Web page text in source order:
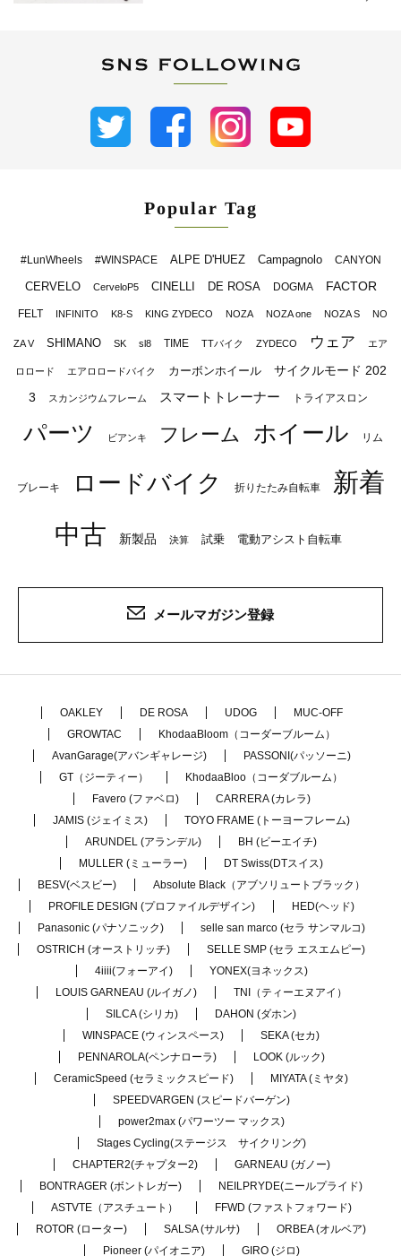
Popular Tag
#LunWheels #WINSPACE ALPE D'HUEZ Campagnolo CANYON
CERVELO CerveloP5 CINELLI DE ROSA DOGMA FACTOR
FELT INFINITO K8-S KING ZYDECO NOZA NOZA one NOZA S NO
ZA V SHIMANO SK sl8 TIME TTバイク ZYDECO ウェア エア
ロロード エアロロードバイク カーボンホイール
サイクルモード 202
3
スカンジウムフレーム スマートトレーナー トライアスロン
パーツ ビアンキ フレーム ホイール リム
ブレーキ ロードバイク 折りたたみ自転車
新着
中古
新製品 決算 試乗 電動アシスト自転車
メールマガジン登録
OAKLEY DE ROSA UDOG
MUC-OFF
GROWTAC
KhodaaBloom（コーダーブルーム）
AvanGarage(アバンギャレージ)
PASSONI(パッソーニ)
GT（ジーティー）
KhodaaBloo（コーダブルーム）
Favero (ファベロ)
CARRERA (カレラ)
JAMIS (ジェイミス)
TOYO FRAME (トーヨーフレーム)
ARUNDEL (アランデル)
BH (ビーエイチ)
MULLER (ミューラー)
DT Swiss(DTスイス)
BESV(ベスビー)
Absolute Black（アブソリュートブラック）
PROFILE DESIGN (プロファイルデザイン)
HED(ヘッド)
Panasonic (パナソニック)
selle san marco (セラ サンマルコ)
OSTRICH (オーストリッチ)
SELLE SMP (セラ エスエムピー)
4iiii(フォーアイ)
YONEX(ヨネックス)
LOUIS GARNEAU (ルイガノ)
TNI（ティーエヌアイ）
SILCA (シリカ)
DAHON (ダホン)
WINSPACE (ウィンスペース)
SEKA (セカ)
PENNAROLA(ペンナローラ)
LOOK (ルック)
CeramicSpeed (セラミックスピード)
MIYATA (ミヤタ)
SPEEDVARGEN (スピードバーゲン)
power2max (パワーツー マックス)
Stages Cycling(ステージス サイクリング)
CHAPTER2(チャプター2)
GARNEAU (ガノー)
BONTRAGER (ボントレガー)
NEILPRYDE(ニールプライド)
ASTVTE（アスチュート）
FFWD (ファストフォワード)
ROTOR (ローター)
SALSA (サルサ)
ORBEA (オルベア)
Pioneer (パイオニア)
GIRO (ジロ)